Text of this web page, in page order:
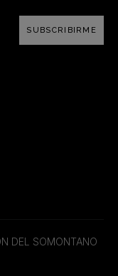
SUBSCRIBIRME
DEL SOMONTANO